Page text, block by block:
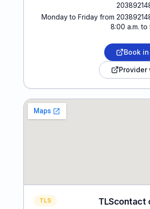
(+44) 2038921485 Monday to Friday from
8:00 a.m. to
Book
Provider
TLScontact
TLS